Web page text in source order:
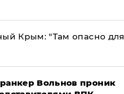
Крым: "Там опасно для
Вольнов проник